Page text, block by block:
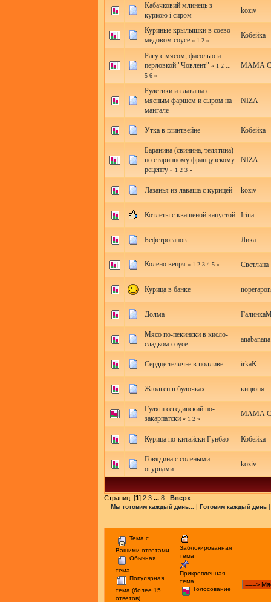
Кабачковий млинець з
куркою і сиром
koziv
Куриные крылышки в соево-
медовом соусе « 1 2 »
Кобейка
Рагу с мясом, фасолью и
перловкой "Човлент" « 1 2
5 6 »
МАМА
Рулетики из лаваша с
мясным фаршем и сыром на
мангале
NIZA
Утка в глинтвейне Кобейка
Баранина (свинина, телятина)
по старинному французскому
рецепту « 1 2 3 »
NIZA
Лазанья из лаваша с курицей koziv
Котлеты с квашеной капустой Irina
Бефстроганов Лика
Колено вепря « 1 2 3 4 5 » Светлана
Курица в банке noperapon
Долма
Мясо по-пекински в кисло-
сладком соусе
anabanana
Сердце телячье в подливе irkaK
Жюльен в булочках кицюня
Гуляш сегединский по-
закарпатски « 1 2 »
МАМА
Курица по-китайски Гунбао Кобейка
Говядина с солеными
огурцами
koziv
Страниц: [1] 2 3 ... 8 Вверх
Мы готовим каждый день... | Готовим каждый день
Тема с
Вашими ответами
Обычная
тема
Популярная
тема (более 15
ответов)
Заблокированная
тема
Прикрепленная
тема
Голосование